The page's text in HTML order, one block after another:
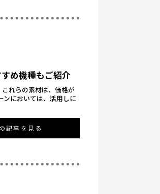
め機種もご紹介
れらの素材は、価格が
ンにおいては、活用しに
記事を見る